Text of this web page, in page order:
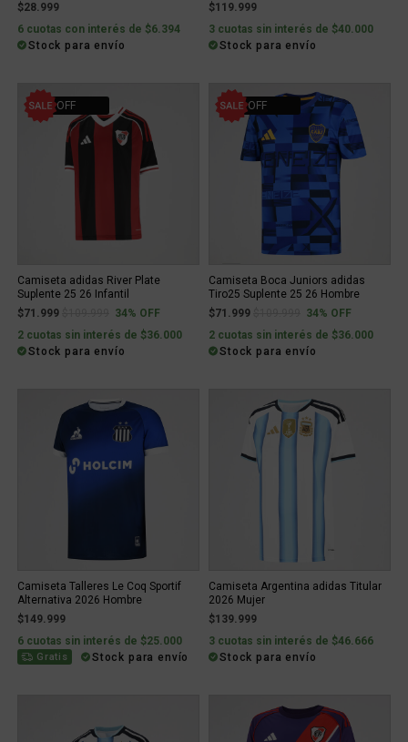
$28.999
6 cuotas con interés de $6.394
Stock para envío
$119.999
3 cuotas sin interés de $40.000
Stock para envío
34% OFF
Camiseta adidas River Plate
Suplente 25 26 Infantil
$71.999
Price reduced from
to34% OFF
2 cuotas sin interés de $36.000
Stock para envío
34% OFF
Camiseta Boca Juniors adidas
Tiro25 Suplente 25 26 Hombre
$71.999
Price reduced from
to34% OFF
2 cuotas sin interés de $36.000
Stock para envío
Camiseta Talleres Le Coq Sportif
Alternativa 2026 Hombre
$149.999
6 cuotas sin interés de $25.000
Gratis Stock para envío
Camiseta Argentina adidas Titular
2026 Mujer
$139.999
3 cuotas sin interés de $46.666
Stock para envío